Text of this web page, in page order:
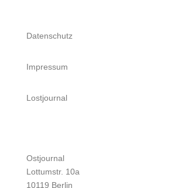
Datenschutz
Impressum
Lostjournal
Ostjournal
Lottumstr. 10a
10119 Berlin